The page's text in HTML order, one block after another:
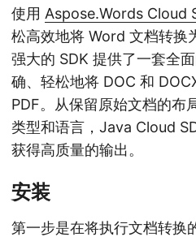
使用 Aspose.Words Cloud
松高效地将 Word 文档转换
强大的 SDK 提供了一套全
确、轻松地将 DOC 和
PDF。从保留原始文档的布
类型和语言，Java Cloud
获得高质量的输出。
安装
第一步是在将执行文档转换